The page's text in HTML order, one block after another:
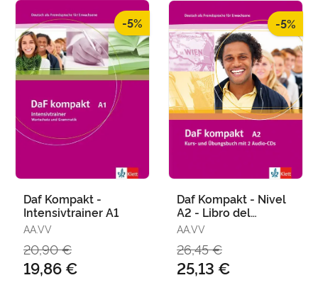
-5%
Daf Kompakt -
Intensivtrainer A1
AA.VV
20,90 €
19,86 €
-5%
Daf Kompakt - Nivel
A2 - Libro del
Alumno + Cuaderno
de Ejercicios + Cd
AA.VV
26,45 €
25,13 €